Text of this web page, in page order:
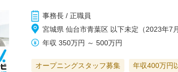
事務長 / 正職員
宮城県 仙台市青葉区 以下未定（2023年7
年収 350万円 ～500万円
オープニングスタッフ募集 年収400万円